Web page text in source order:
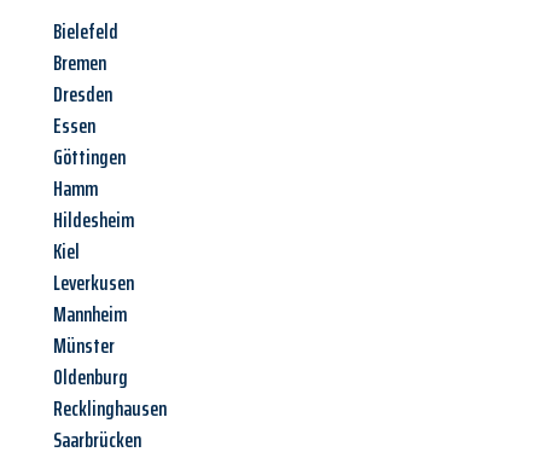
Bielefeld
Bremen
Dresden
Essen
Göttingen
Hamm
Hildesheim
Kiel
Leverkusen
Mannheim
Münster
Oldenburg
Recklinghausen
Saarbrücken